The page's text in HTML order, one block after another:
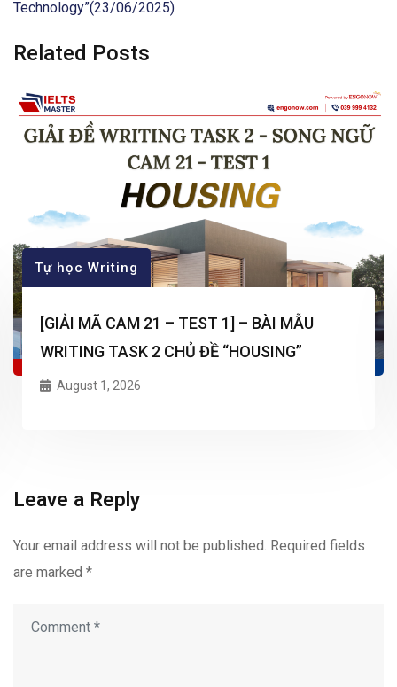
Technology”(23/06/2025)
Related Posts
Tự học Writing
[GIẢI MÃ CAM 21 – TEST 1] – BÀI MẪU
WRITING TASK 2 CHỦ ĐỀ “HOUSING”
August 1, 2026
Leave a Reply
Your email address will not be published. Required fields
are marked *